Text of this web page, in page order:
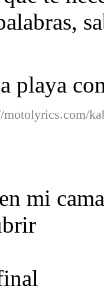
playa
motolyrics.com/
mi